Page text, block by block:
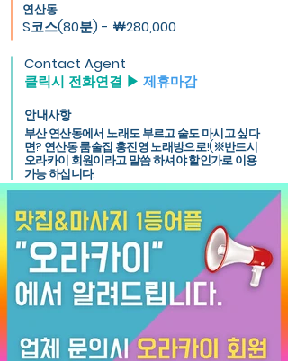
연산동
S코스(80분) - ￦280,000
제휴마감
클릭시 전화연결 ▶
Contact Agent
안내사항
부산 연산동에서 노래도 부르고 술도 마시고 싶다
면? 연산동 룸술집 홍진영 노래방으로!(※반드시
오라카이 회원이라고 말씀 하셔야 할인가로 이용
가능 하십니다.